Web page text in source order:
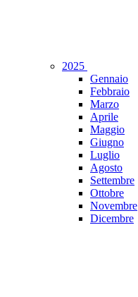
2025
Gennaio
Febbraio
Marzo
Aprile
Maggio
Giugno
Luglio
Agosto
Settembre
Ottobre
Novembre
Dicembre